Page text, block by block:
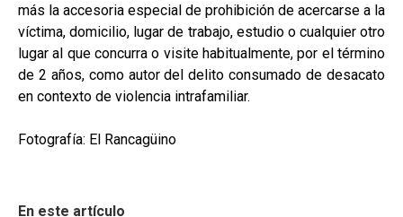
más la accesoria especial de prohibición de acercarse a la
víctima, domicilio, lugar de trabajo, estudio o cualquier otro
lugar al que concurra o visite habitualmente, por el término
de 2 años, como autor del delito consumado de desacato
en contexto de violencia intrafamiliar.
Fotografía: El Rancagüino
En este artículo